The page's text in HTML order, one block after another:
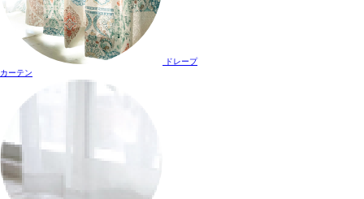
ドレープ
カーテン